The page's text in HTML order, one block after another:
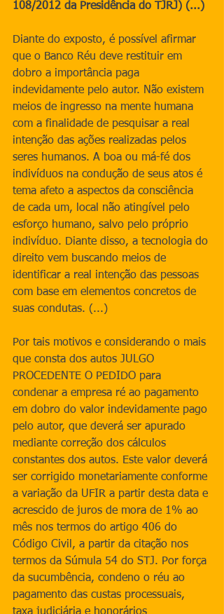
108/2012 da Presidência do TJRJ) (...)
Diante do exposto, é possível afirmar
que o Banco Réu deve restituir em
dobro a importância paga
indevidamente pelo autor. Não existem
meios de ingresso na mente humana
com a finalidade de pesquisar a real
intenção das ações realizadas pelos
seres humanos. A boa ou má-fé dos
indivíduos na condução de seus atos é
tema afeto a aspectos da consciência
de cada um, local não atingível pelo
esforço humano, salvo pelo próprio
indivíduo. Diante disso, a tecnologia do
direito vem buscando meios de
identificar a real intenção das pessoas
com base em elementos concretos de
suas condutas. (...)
Por tais motivos e considerando o mais
que consta dos autos JULGO
PROCEDENTE O PEDIDO para
condenar a empresa ré ao pagamento
em dobro do valor indevidamente pago
pelo autor, que deverá ser apurado
mediante correção dos cálculos
constantes dos autos. Este valor deverá
ser corrigido monetariamente conforme
a variação da UFIR a partir desta data e
acrescido de juros de mora de 1% ao
mês nos termos do artigo 406 do
Código Civil, a partir da citação nos
termos da Súmula 54 do STJ. Por força
da sucumbência, condeno o réu ao
pagamento das custas processuais,